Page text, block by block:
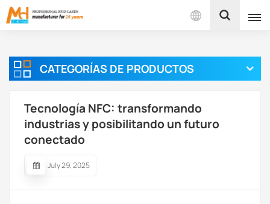
Español
English
Français
Español
CATEGORÍAS DE PRODUCTOS
Tecnología NFC: transformando
industrias y posibilitando un futuro
conectado
July 29, 2025